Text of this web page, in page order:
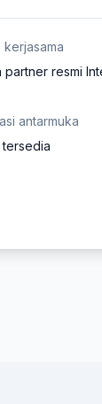
kerjasama
partner resmi
antarmuka